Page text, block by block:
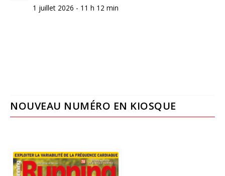
1 juillet 2026 - 11 h 12 min
NOUVEAU NUMÉRO EN KIOSQUE